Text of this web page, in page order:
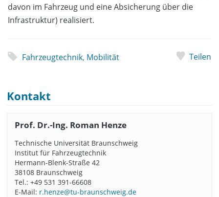
davon im Fahrzeug und eine Absicherung über die
Infrastruktur) realisiert.
Fahrzeugtechnik, Mobilität Teilen
Kontakt
Prof. Dr.-Ing. Roman Henze
Technische Universität Braunschweig
Institut für Fahrzeugtechnik
Hermann-Blenk-Straße 42
38108 Braunschweig
Tel.: +49 531 391-66608
E-Mail: r.henze@tu-braunschweig.de